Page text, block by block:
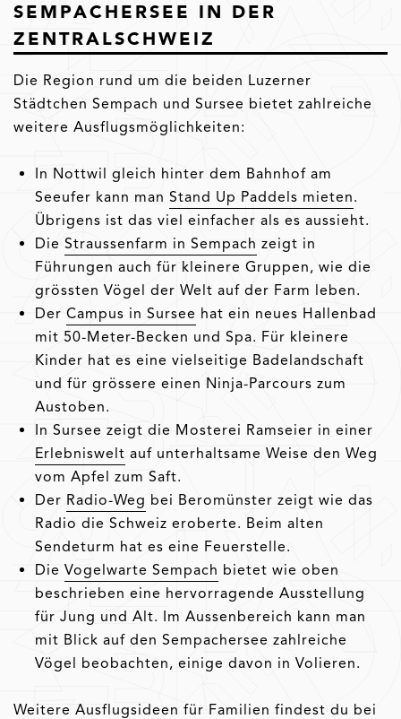
SEMPACHERSEE IN DER
ZENTRALSCHWEIZ
Die Region rund um die beiden Luzerner
Städtchen Sempach und Sursee bietet zahlreiche
weitere Ausflugsmöglichkeiten:
In Nottwil gleich hinter dem Bahnhof am
Seeufer kann man Stand Up Paddels mieten.
Übrigens ist das viel einfacher als es aussieht.
Die Straussenfarm in Sempach zeigt in
Führungen auch für kleinere Gruppen, wie die
grössten Vögel der Welt auf der Farm leben.
Der Campus in Sursee hat ein neues Hallenbad
mit 50-Meter-Becken und Spa. Für kleinere
Kinder hat es eine vielseitige Badelandschaft
und für grössere einen Ninja-Parcours zum
Austoben.
In Sursee zeigt die Mosterei Ramseier in einer
Erlebniswelt auf unterhaltsame Weise den Weg
vom Apfel zum Saft.
Der Radio-Weg bei Beromünster zeigt wie das
Radio die Schweiz eroberte. Beim alten
Sendeturm hat es eine Feuerstelle.
Die Vogelwarte Sempach bietet wie oben
beschrieben eine hervorragende Ausstellung
für Jung und Alt. Im Aussenbereich kann man
mit Blick auf den Sempachersee zahlreiche
Vögel beobachten, einige davon in Volieren.
Weitere Ausflugsideen für Familien findest du bei